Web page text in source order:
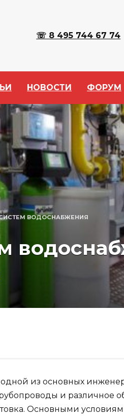
☏ 8 495 744 67 74
НОВОСТИ ФОРУМ
ВОДОСНАБЖЕНИЯ
из основных
и различное
Основными